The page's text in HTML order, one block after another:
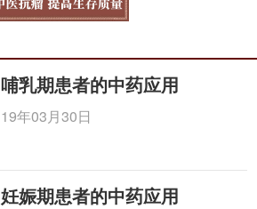
哺乳期患者的中药应用
19年03月30日
妊娠期患者的中药应用